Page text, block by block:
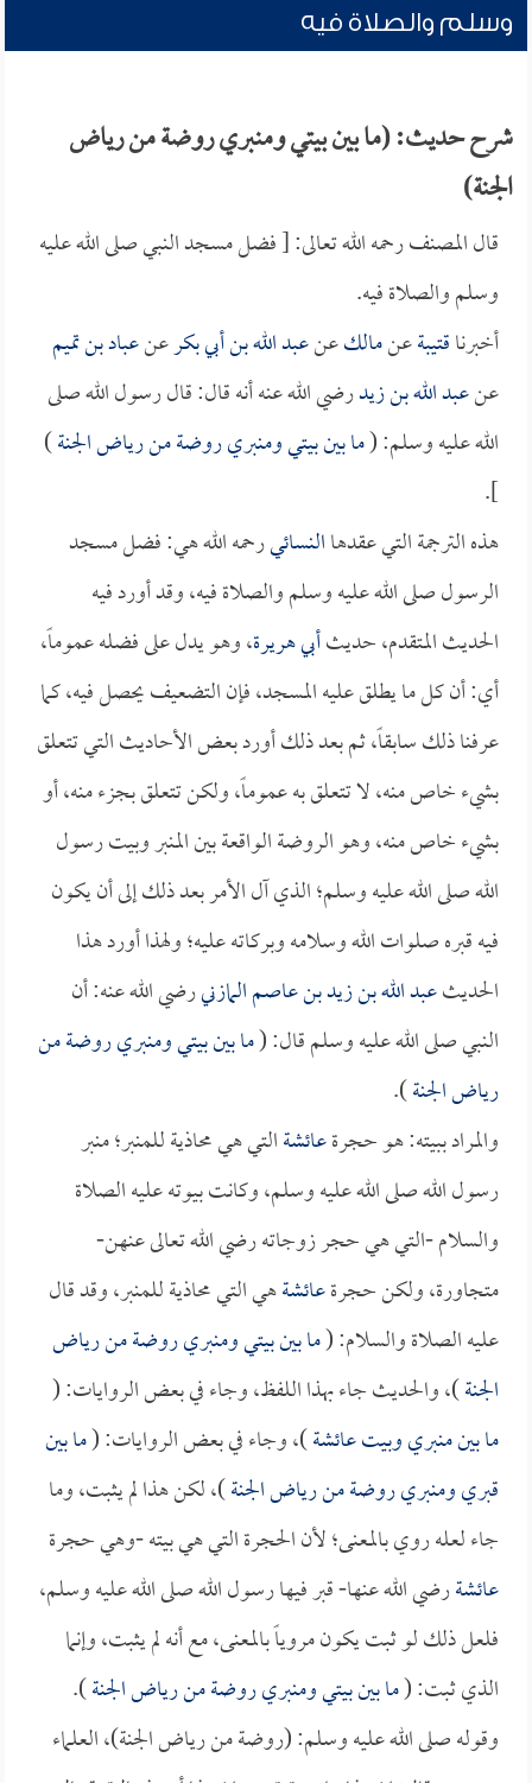
وسلم والصلاة فيه
شرح حديث: (ما بين بيتي ومنبري روضة من رياض
الجنة)
قال المصنف رحمه الله تعالى: [ فضل مسجد النبي صلى الله عليه
وسلم والصلاة فيه.
أخبرناقتيبةعنمالكعنعبد الله بن أبي بكرعنعباد بن تميم
عنعبد الله بن زيدرضي الله عنه أنه قال: قال رسول الله صلى
الله عليه وسلم: (ما بين بيتي ومنبري روضة من رياض الجنة)
].
هذه الترجمة التي عقدهاالنسائيرحمه الله هي: فضل مسجد
الرسول صلى الله عليه وسلم والصلاة فيه، وقد أورد فيه
الحديث المتقدم، حديثأبي هريرة، وهو يدل على فضله عموماً،
أي: أن كل ما يطلق عليه المسجد، فإن التضعيف يحصل فيه، كما
عرفنا ذلك سابقاً، ثم بعد ذلك أورد بعض الأحاديث التي تتعلق
بشيء خاص منه، لا تتعلق به عموماً، ولكن تتعلق بجزء منه، أو
بشيء خاص منه، وهو الروضة الواقعة بين المنبر وبيت رسول
الله صلى الله عليه وسلم؛ الذي آل الأمر بعد ذلك إلى أن يكون
فيه قبره صلوات الله وسلامه وبركاته عليه؛ ولهذا أورد هذا
الحديثعبد الله بن زيد بن عاصم المازنيرضي الله عنه: أن
النبي صلى الله عليه وسلم قال: (ما بين بيتي ومنبري روضة من
رياض الجنة).
والمراد ببيته: هو حجرةعائشةالتي هي محاذية للمنبر؛ منبر
رسول الله صلى الله عليه وسلم، وكانت بيوته عليه الصلاة
والسلام -التي هي حجر زوجاته رضي الله تعالى عنهن-
متجاورة، ولكن حجرةعائشةهي التي محاذية للمنبر، وقد قال
عليه الصلاة والسلام: (ما بين بيتي ومنبري روضة من رياض
الجنة)، والحديث جاء بهذا اللفظ، وجاء في بعض الروايات: (
ما بين منبري وبيتعائشة)، وجاء في بعض الروايات: (ما بين
قبري ومنبري روضة من رياض الجنة)، لكن هذا لم يثبت، وما
جاء لعله روي بالمعنى؛ لأن الحجرة التي هي بيته -وهي حجرة
عائشةرضي الله عنها- قبر فيها رسول الله صلى الله عليه وسلم،
فلعل ذلك لو ثبت يكون مروياً بالمعنى، مع أنه لم يثبت، وإنما
الذي ثبت: (ما بين بيتي ومنبري روضة من رياض الجنة).
وقوله صلى الله عليه وسلم: (روضة من رياض الجنة)، العلماء